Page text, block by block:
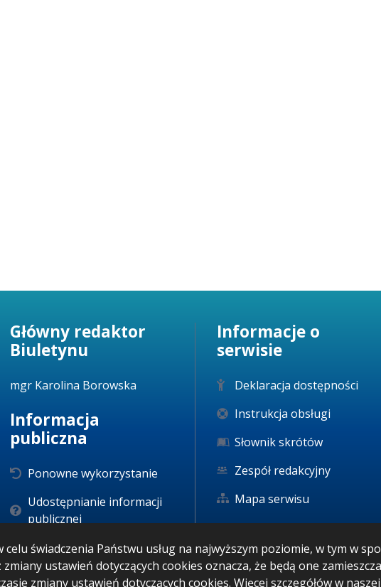
świadczenia Państwu usług na najwyższym poziomie, w tym w
ustawień dotyczących cookies oznacza, że będą one
zmiany ustawień dotyczących cookies. Więcej szczegółów w naszej
Główny redaktor
Biuletynu
mgr Karolina Borowska
Informacja
publiczna
Ponowne wykorzystanie
Udostępnianie informacji
publicznej
Informacje o
serwisie
Deklaracja dostępności
Instrukcja obsługi
Słownik skrótów
Zespół redakcyjny
Mapa serwisu